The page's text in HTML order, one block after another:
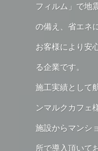
フィルム」で地
の備え、省エネ
お客様により安
る企業です。
施工実績として
ンマルクカフェ
施設からマンシ
所で導入頂いて